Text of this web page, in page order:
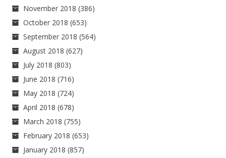
November 2018 (386)
October 2018 (653)
September 2018 (564)
August 2018 (627)
July 2018 (803)
June 2018 (716)
May 2018 (724)
April 2018 (678)
March 2018 (755)
February 2018 (653)
January 2018 (857)